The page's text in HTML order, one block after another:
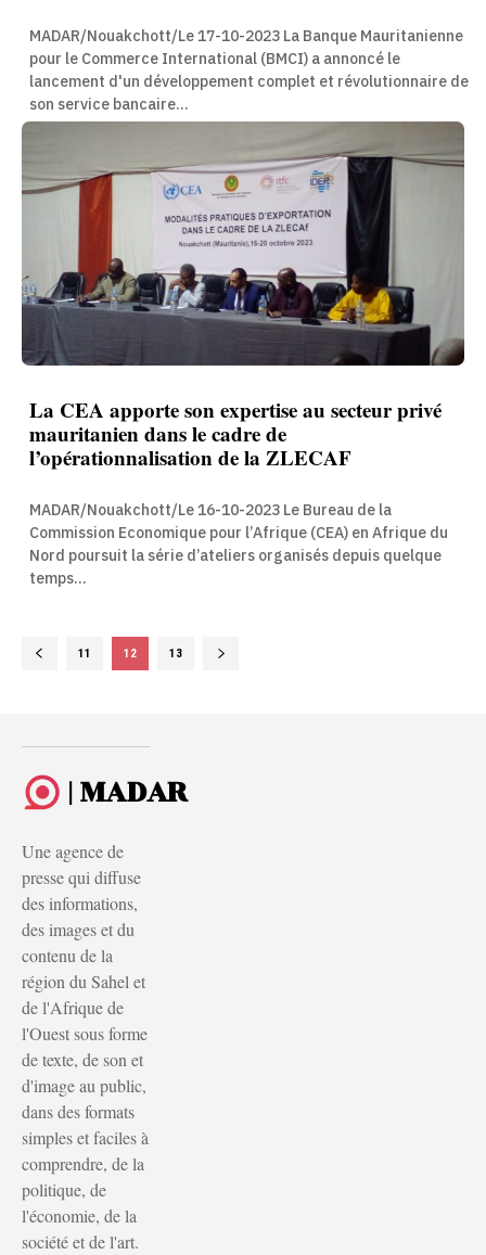
MADAR/Nouakchott/Le 17-10-2023 La Banque Mauritanienne
pour le Commerce International (BMCI) a annoncé le
lancement d'un développement complet et révolutionnaire de
son service bancaire...
La CEA apporte son expertise au secteur privé
mauritanien dans le cadre de
l’opérationnalisation de la ZLECAF
MADAR/Nouakchott/Le 16-10-2023 Le Bureau de la
Commission Economique pour l’Afrique (CEA) en Afrique du
Nord poursuit la série d’ateliers organisés depuis quelque
temps...
11 12 13
| MADAR
Une agence de
presse qui diffuse
des informations,
des images et du
contenu de la
région du Sahel et
de l'Afrique de
l'Ouest sous forme
de texte, de son et
d'image au public,
dans des formats
simples et faciles à
comprendre, de la
politique, de
l'économie, de la
société et de l'art.